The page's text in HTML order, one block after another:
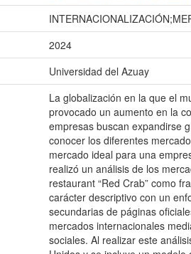
2024
Universidad del Azuay
La globalización en la que el
provocado un aumento en la
empresas buscan expandirse
conocer los diferentes
mercado ideal para una
realizó un análisis de los
restaurant “Red Crab” como
carácter descriptivo con un
secundarias de páginas
mercados internacionales
sociales. Al realizar este